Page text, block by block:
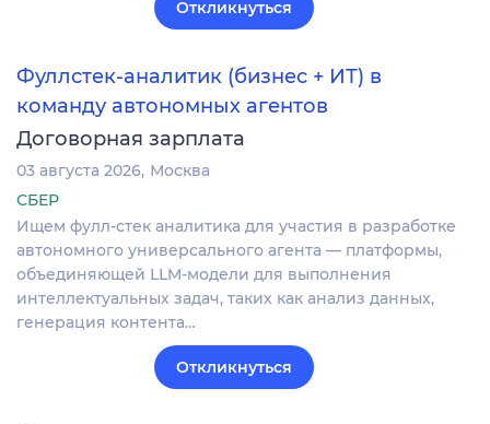
Откликнуться
Фуллстек-аналитик (бизнес + ИТ) в
команду автономных агентов
Договорная зарплата
03 августа 2026 Москва
СБЕР
Ищем фулл-стек аналитика для участия в разработке
автономного универсального агента — платформы,
объединяющей LLM-модели для выполнения
интеллектуальных задач, таких как анализ данных,
генерация контента…
Откликнуться